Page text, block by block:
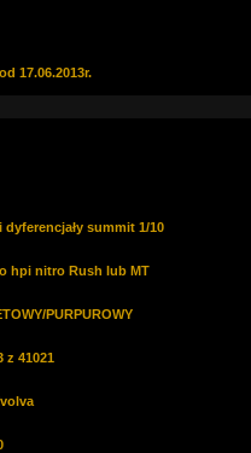
17.06.2013r.
dyferencjały summit 1/10
hpi nitro Rush lub MT
PURPUROWY
z 41021